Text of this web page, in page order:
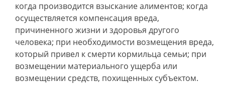
когда производится взыскание алиментов; когда
осуществляется компенсация вреда,
причиненного жизни и здоровья другого
человека; при необходимости возмещения вреда,
который привел к смерти кормильца семьи; при
возмещении материального ущерба или
возмещении средств, похищенных субъектом.